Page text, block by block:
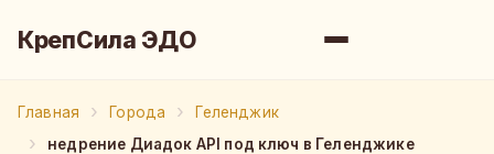
КрепСила ЭДО
Главная Города
Геленджик
недрение Диадок API под ключ в Геленджике